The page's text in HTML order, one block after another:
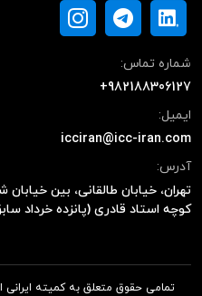
شماره تماس:
+982188306127
ایمیل:
icciran@icc-iran.com
آدرس:
تهران، خیابان طالقانی، بین
کوچه استاد قادری (پانزده خرداد سابق)، پلاک
تمامی حقوق متعلق به کمیته ایرانی